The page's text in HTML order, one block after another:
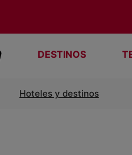
DESTINOS
Hoteles y destinos